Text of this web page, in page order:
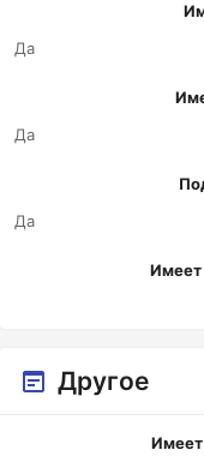
Да
Да
Да
Имеет
Другое
Имеет